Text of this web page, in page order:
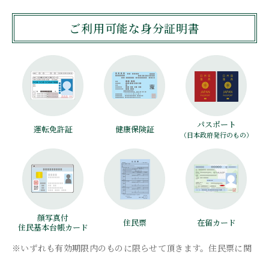
ご利用可能な身分証明書
運転免許証 健康保険証 パスポート
（日本政府発行のもの）
顔写真付
住民基本台帳カード
住民票 在留カード
※いずれも有効期限内のものに限らせて頂きます。住民票に関